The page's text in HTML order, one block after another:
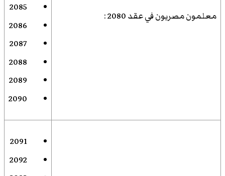
معلمون مصريون في عقد 2080 :
2085
2086
2087
2088
2089
2090
2091
2092